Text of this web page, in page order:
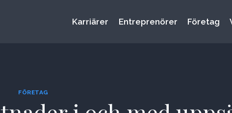
Karriärer Entreprenörer Företag
FÖRETAG